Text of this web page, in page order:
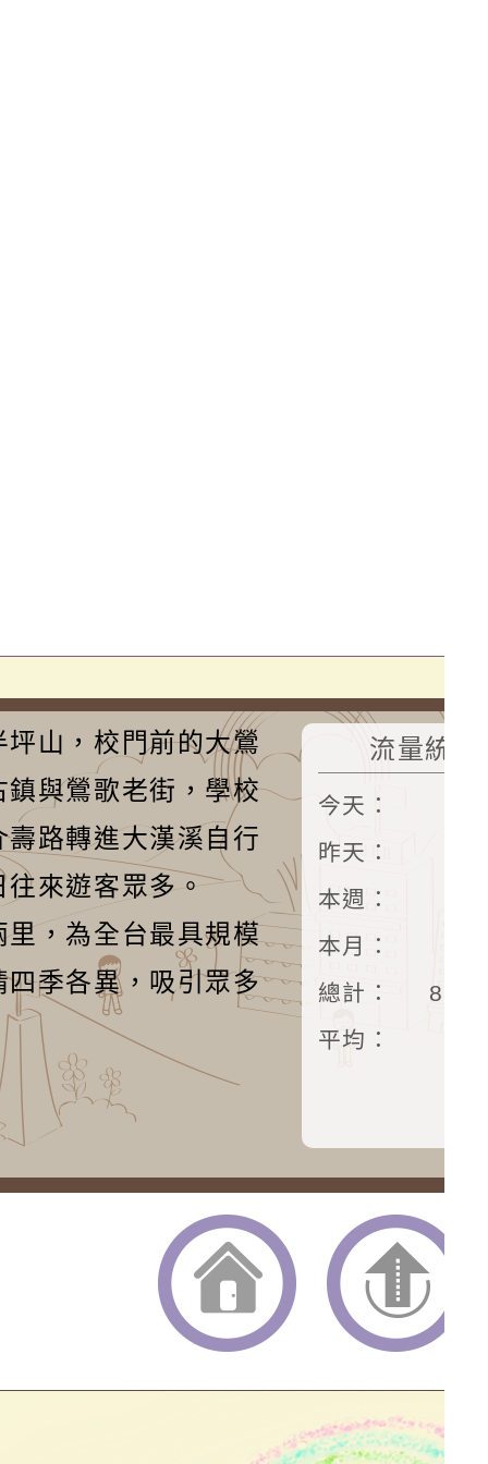
山，校門前的大鶯
與鶯歌老街，學校
路轉進大漢溪自行
往來遊客眾多。
，為全台最具規模
季各異，吸引眾多
流量統計
今天：
昨天：
本週：
本月：
總計：
平均：